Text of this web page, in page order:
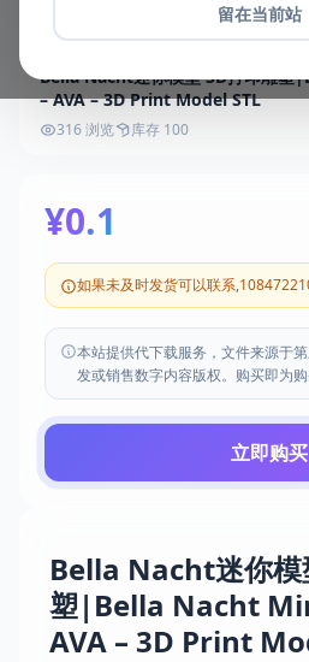
留在当前站
Bella Nacht迷你模
塑|Bella Nacht
AVA – 3D Print
Bella Nacht迷你模型 3D打印雕
– AVA – 3D Print Model STL
316 浏览 库存 100
¥0.1
如果未及时发货可以联系
本站提供代下载服务，文件来源于
发或销售数字内容版权。购买即为购
立即购买